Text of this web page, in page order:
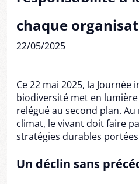
chaque
22/05/2025
Ce 22 mai 2025, la
biodiversité met en
relégué au second plan.
climat, le vivant doit faire
stratégies durables
Un déclin sans